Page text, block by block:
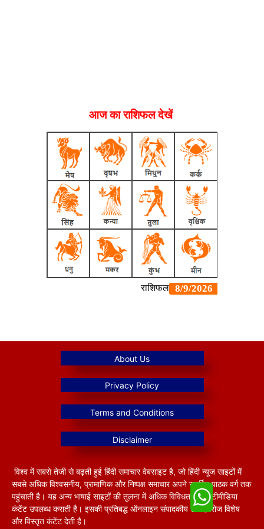
आज का राशिफल देखें
विश्व में सबसे तेजी से बढ़ती हुई हिंदी समाचार वेबसाइट है, जो हिंदी न्यूज साइटों में
सबसे अधिक विश्वसनीय, प्रामाणिक और निष्पक्ष समाचार अपने समर्पित पाठक वर्ग तक
पहुंचाती है। यह अन्य भाषाई साइटों की तुलना में अधिक विविधतापूर्ण मल्टीमीडिया
कंटेंट उपलब्ध कराती है। इसकी प्रतिबद्ध ऑनलाइन संपादकीय टीम हररोज विशेष
और विस्तृत कंटेंट देती है।